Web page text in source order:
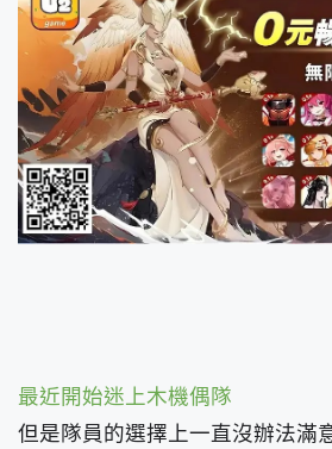
最近開始迷上木機偶隊
但是隊員的選擇上一直沒辦法滿